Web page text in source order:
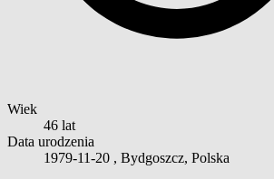
Wiek
46 lat
Data urodzenia
1979-11-20 , Bydgoszcz, Polska